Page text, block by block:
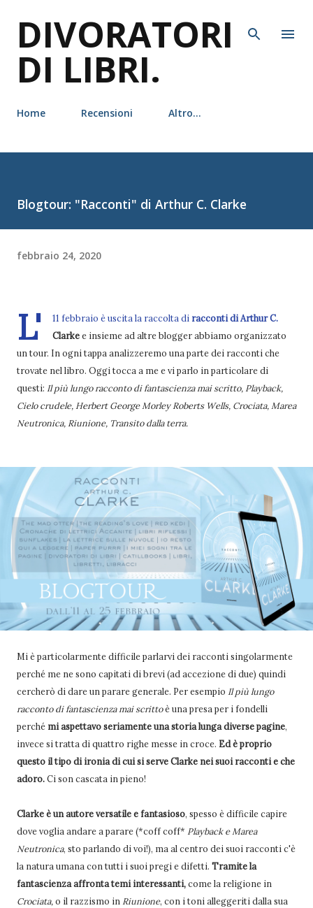
DIVORATORI
DI LIBRI.
Home Recensioni Altro…
Blogtour: "Racconti" di Arthur C. Clarke
febbraio 24, 2020
L' 11 febbraio è uscita la raccolta di racconti di Arthur C.
Clarkee insieme ad altre blogger abbiamo organizzato
un tour. In ogni tappa analizzeremo una parte dei racconti che
trovate nel libro. Oggi tocca a me e vi parlo in particolare di
questi: Il più lungo racconto di fantascienza mai scritto, Playback,
Cielo crudele, Herbert George Morley Roberts Wells, Crociata, Marea
Neutronica, Riunione, Transito dalla terra.
Mi è particolarmente difficile parlarvi dei racconti singolarmente
perché me ne sono capitati di brevi (ad accezione di due) quindi
cercherò di dare un parare generale. Per esempio Il più lungo
racconto di fantascienza mai scrittoè una presa per i fondelli
perché mi aspettavo seriamente una storia lunga diverse pagine,
invece si tratta di quattro righe messe in croce. Ed è proprio
questo il tipo di ironia di cui si serve Clarke nei suoi racconti e che
adoro.Ci son cascata in pieno!
Clarke è un autore versatile e fantasioso, spesso è difficile capire
dove voglia andare a parare (*coff coff* Playback e Marea
Neutronica, sto parlando di voi!), ma al centro dei suoi racconti c'è
la natura umana con tutti i suoi pregi e difetti. Tramite la
fantascienza affronta temi interessanti,come la religione in
Crociata,o il razzismo inRiunione, con i toni alleggeriti dalla sua